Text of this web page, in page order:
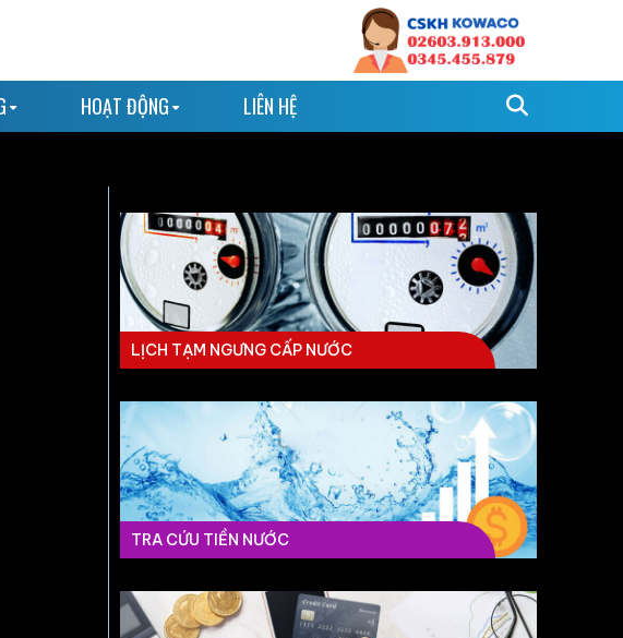
HOẠT ĐỘNG LIÊN HỆ
LỊCH TẠM NGƯNG CẤP NƯỚC
TRA CỨU TIỀN NƯỚC